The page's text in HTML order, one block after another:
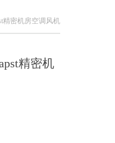
精密机房空调风机
精密机